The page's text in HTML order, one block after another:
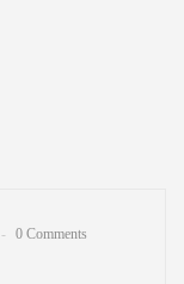
0 Comments